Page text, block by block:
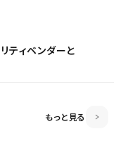
ティベンダーと
ティベンダーと
考～信用しない
もっと見る